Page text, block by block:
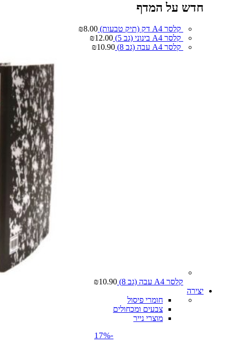
חדש על המדף
קלסר A4 דק (תיק טבעות) ₪8.00
קלסר A4 בינוני (גב 5)
₪12.00
קלסר A4 עבה (גב 8)
₪10.90
קלסר A4 עבה (גב 8) ₪10.90
יצירה
חומרי פיסול
צבעים ומכחולים
מוצרי נייר
-17%